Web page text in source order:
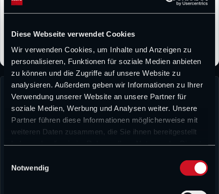
Diese Webseite verwendet Cookies
Wir verwenden Cookies, um Inhalte und Anzeigen zu
personalisieren, Funktionen für soziale Medien anbieten
zu können und die Zugriffe auf unsere Website zu
analysieren. Außerdem geben wir Informationen zu Ihrer
Verwendung unserer Website an unsere Partner für
soziale Medien, Werbung und Analysen weiter. Unsere
Partner führen diese Informationen möglicherweise mit
weiteren Daten zusammen, die Sie ihnen bereitgestellt
Notwendig
CHAMP1.NEWS bei Google bevorzugen
David Heermann verbindet sportliche Leidenschaft mit journalistischem
Anspruch. Bereits während seines Medienwissenschaftsstudiums stand für